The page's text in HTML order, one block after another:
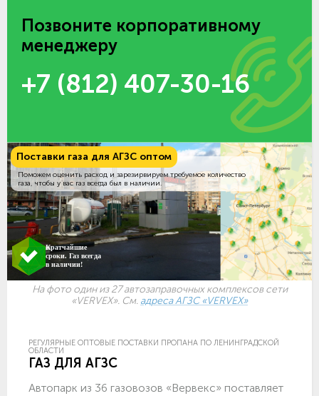
Позвоните корпоративному
менеджеру
+7 (812) 407-30-16
Поставки газа для АГЗС оптом
Поможем оценить расход и зарезирвируем требуемое количество
газа, чтобы у вас газ всегда был в наличии.
Кратчайшие
сроки. Газ всегда
в наличии!
На фото один из 27 автозаправочных комплексов сети
«VERVEX». См. адреса АГЗС «VERVEX»
РЕГУЛЯРНЫЕ ОПТОВЫЕ ПОСТАВКИ ПРОПАНА ПО ЛЕНИНГРАДСКОЙ
ОБЛАСТИ
ГАЗ ДЛЯ АГЗС
Автопарк из 36 газовозов «Вервекс» поставляет